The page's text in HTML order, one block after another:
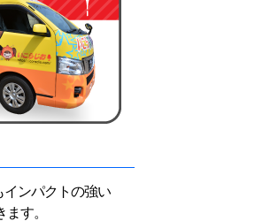
インパクトの強い
す。